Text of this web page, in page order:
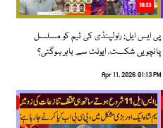
10:33
پی ایس ایل: راولپنڈی کی ٹیم کو مسلسل
پانچویں شکست، ایونٹ سے باہر ہوگئی؟
Apr 11, 2026 01:13 PM